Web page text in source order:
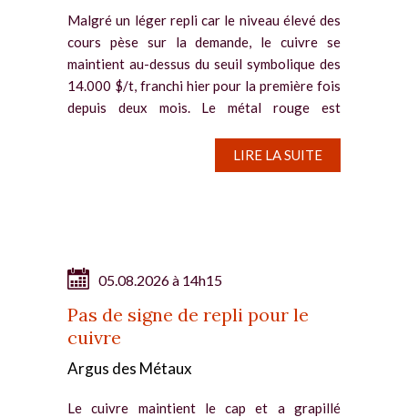
Malgré un léger repli car le niveau élevé des
cours pèse sur la demande, le cuivre se
maintient au-dessus du seuil symbolique des
14.000 $/t, franchi hier pour la première fois
depuis deux mois. Le métal rouge est
LIRE LA SUITE
05.08.2026 à 14h15
Pas de signe de repli pour le
cuivre
Argus des Métaux
Le cuivre maintient le cap et a grapillé